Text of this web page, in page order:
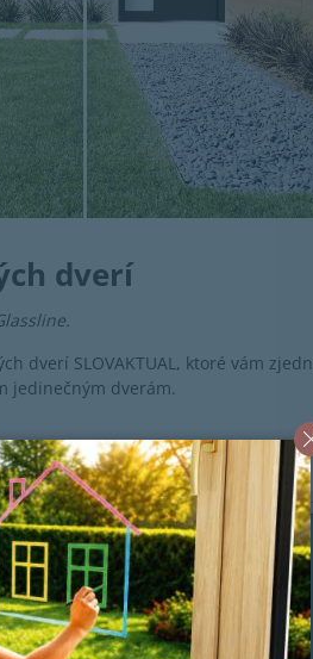
dverí
dverí SLOVAKTUAL, ktoré vám
jedinečným dverám.